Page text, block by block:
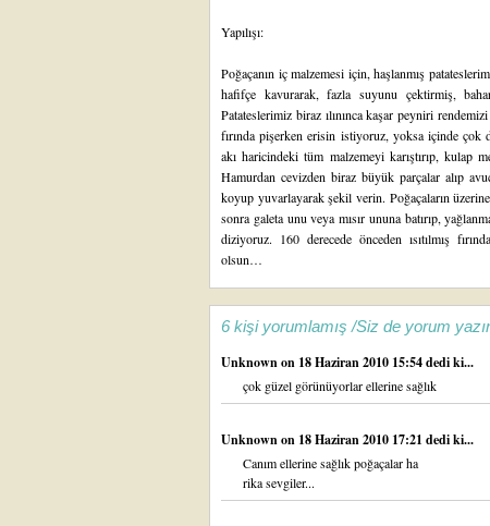
Yapılışı:
Poğaçanın iç malzemesi için, haşlanmış
hafifçe kavurarak, fazla suyunu çektirmiş,
Patateslerimiz biraz ılınınca kaşar peyniri
fırında pişerken erisin istiyoruz, yoksa içinde çok
akı haricindeki tüm malzemeyi karıştırıp, kulap
Hamurdan cevizden biraz büyük parçalar alıp
koyup yuvarlayarak şekil verin. Poğaçaların
sonra galeta unu veya mısır ununa batırıp,
diziyoruz. 160 derecede önceden ısıtılmış
olsun…
6 kişi yorumlamış /Siz de yorum
Unknownon 18 Haziran 2010 15:54 dedi ki...
çok güzel görünüyorlar ellerine sağlık
Unknownon 18 Haziran 2010 17:21 dedi ki...
Canım ellerine sağlık poğaçalar ha
rika sevgiler...